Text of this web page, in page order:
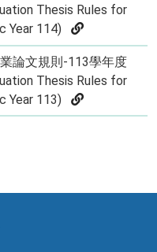
Thesis Rules for
Year 114)
論文規則-113學年度
Thesis Rules for
Year 113)